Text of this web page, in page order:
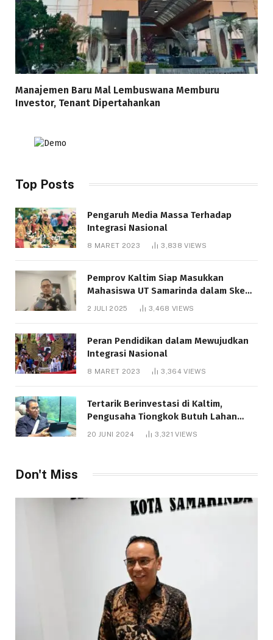
Manajemen Baru Mal Lembuswana Memburu
Investor, Tenant Dipertahankan
Top Posts
Pengaruh Media Massa Terhadap
Integrasi Nasional
8 MARET 2023 3,838VIEWS
Pemprov Kaltim Siap Masukkan
Mahasiswa UT Samarinda dalam Skema
Bantuan Pendidikan Gratispol
2 JULI 2025 3,468 VIEWS
Peran Pendidikan dalam Mewujudkan
Integrasi Nasional
8 MARET 2023 3,364VIEWS
Tertarik Berinvestasi di Kaltim,
Pengusaha Tiongkok Butuh Lahan
1.000 Hektare
20 JUNI 2024 3,321VIEWS
Don't Miss